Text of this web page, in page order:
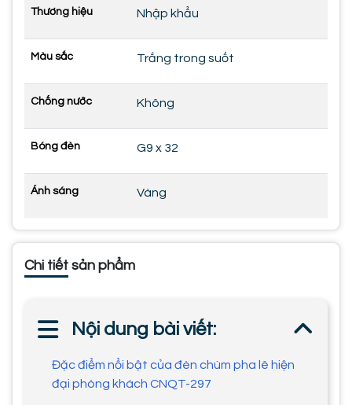
Thương hiệu Nhập khẩu
Màu sắc Trắng trong suốt
Chống nước Không
Bóng đèn G9 x 32
Ánh sáng Vàng
Chi tiết sản phẩm
Nội dung bài viết:
Đặc điểm nổi bật của đèn chùm pha lê hiện
đại phòng khách CNQT-297